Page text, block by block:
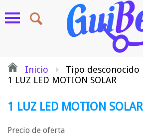
Inicio
Tipo desconocido
1 LUZ LED MOTION SOLAR
1 LUZ LED MOTION SOLAR
Precio de oferta